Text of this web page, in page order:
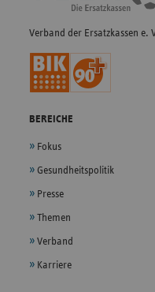
Verband der Ersatzkassen e.
BEREICHE
Fokus
Gesundheitspolitik
Presse
Themen
Verband
Karriere